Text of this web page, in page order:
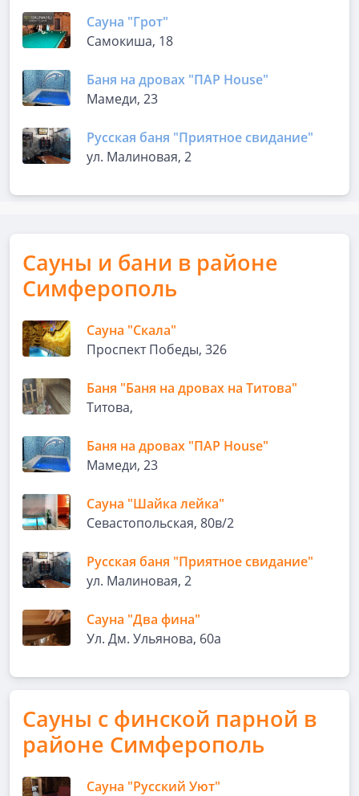
Сауна "Грот"
Самокиша, 18
Баня на дровах "ПАР House"
Мамеди, 23
Русская баня "Приятное свидание"
ул. Малиновая, 2
Сауны и бани в районе
Симферополь
Сауна "Скала"
Проспект Победы, 326
Баня "Баня на дровах на Титова"
Титова,
Баня на дровах "ПАР House"
Мамеди, 23
Сауна "Шайка лейка"
Севастопольская, 80в/2
Русская баня "Приятное свидание"
ул. Малиновая, 2
Сауна "Два фина"
Ул. Дм. Ульянова, 60а
Сауны с финской парной в
районе Симферополь
Сауна "Русский Уют"